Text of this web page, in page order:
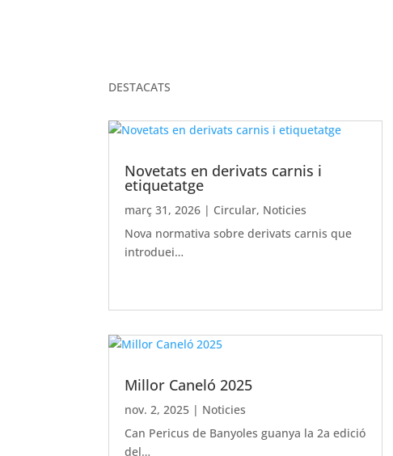
DESTACATS
Novetats en derivats carnis i
etiquetatge
març 31, 2026 | Circular, Noticies
Nova normativa sobre derivats carnis que
introduei…
Millor Caneló 2025
nov. 2, 2025 | Noticies
Can Pericus de Banyoles guanya la 2a edició
del…